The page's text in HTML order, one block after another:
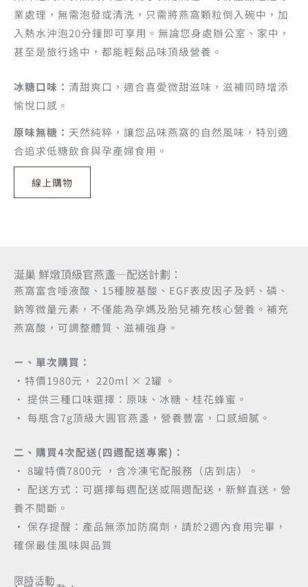
業處理，無需泡發或清洗，只需將燕窩顆粒倒入碗中，加
入熱水沖泡20分鐘即可享用。無論您身處辦公室、家中，
甚至是旅行途中，都能輕鬆品味頂級營養。
冰糖口味： 清甜爽口，適合喜愛微甜滋味，滋補同時增添
愉悅口感。
原味無糖： 天然純粹，讓您品味燕窩的自然風味，特別適
合追求低糖飲食與孕產婦食用。
線上購物
涎巢 鮮燉頂級官燕盞—配送計劃：
燕窩富含唾液酸、15種胺基酸、EGF表皮因子及鈣、磷、
鈉等微量元素，不僅能為孕媽及胎兒補充核心營養。補充
燕窩酸，可調整體質、滋補強身。
ㄧ、單次購買：
•特價1980元， 220ml × 2罐 。
• 提供三種口味選擇：原味、冰糖、桂花蜂蜜。
• 每瓶含7g頂級大圓官燕盞，營養豐富，口感細膩。
二、購買4次配送(四週配送專案)：
• 8罐特價7800元 ，含冷凍宅配服務（店到店）。
• 配送方式：可選擇每週配送或隔週配送，新鮮直送，營
養不間斷。
• 保存提醒：產品無添加防腐劑，請於2週內食用完畢，
確保最佳風味與品質
限時活動